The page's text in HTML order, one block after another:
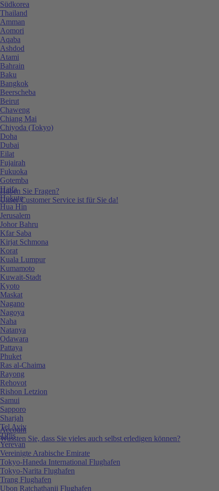
Haben Sie Fragen?
Unser Customer Service ist für Sie da!
Account
Wussten Sie, dass Sie vieles auch selbst erledigen können?
Südkorea
Thailand
Amman
Aomori
Aqaba
Ashdod
Atami
Bahrain
Baku
Bangkok
Beerscheba
Beirut
Chaweng
Chiang Mai
Chiyoda (Tokyo)
Doha
Dubai
Eilat
Fujairah
Fukuoka
Gotemba
Haifa
Hokuto
Hua Hin
Jerusalem
Johor Bahru
Kfar Saba
Kirjat Schmona
Korat
Kuala Lumpur
Kumamoto
Kuwait-Stadt
Kyoto
Maskat
Nagano
Nagoya
Naha
Natanya
Odawara
Pattaya
Phuket
Ras al-Chaima
Rayong
Rehovot
Rishon Letzion
Samui
Sapporo
Sharjah
Tel Aviv
Tiflis
Yerevan
Vereinigte Arabische Emirate
Tokyo-Haneda International Flughafen
Tokyo-Narita Flughafen
Trang Flughafen
Ubon Ratchathanii Flughafen